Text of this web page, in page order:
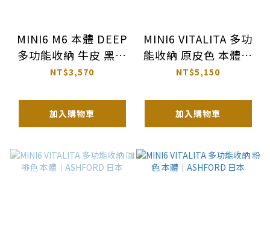
MINI6 M6 本體 DEEP
多功能收納 牛皮 黑色
｜ASHFORD 日本
NT$3,570
加入購物車
MINI6 VITALITA 多功
能收納 原皮色 本體｜
ASHFORD 日本
NT$5,150
加入購物車